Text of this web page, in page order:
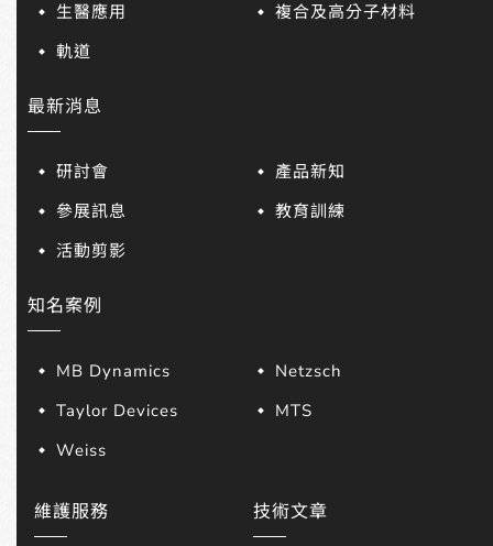
生醫應用
複合及高分子材料
軌道
最新消息
研討會
產品新知
參展訊息
教育訓練
活動剪影
知名案例
MB Dynamics
Netzsch
Taylor Devices
MTS
Weiss
維護服務 技術文章